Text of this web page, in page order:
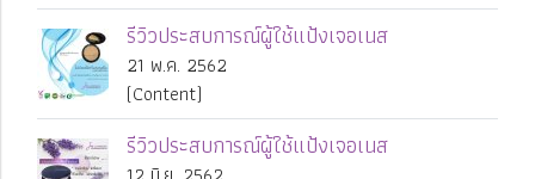
รีวิวประสบการณ์ผู้ใช้แป้งเจอเนส
21 พ.ค. 2562
(Content)
รีวิวประสบการณ์ผู้ใช้แป้งเจอเนส